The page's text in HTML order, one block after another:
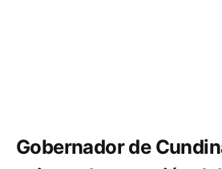
Gobernador de